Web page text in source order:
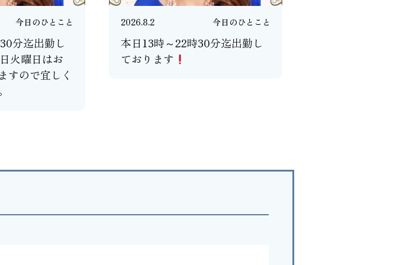
今日のひとこと
分迄出勤し
火曜日はお
すので宜しく
2026.8.2 今日のひとこと
本日13時～22時30分迄出勤し
ております